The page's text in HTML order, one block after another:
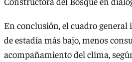
En conclusión, el cuadro
de estadía más bajo, menos
acompañamiento del clima,